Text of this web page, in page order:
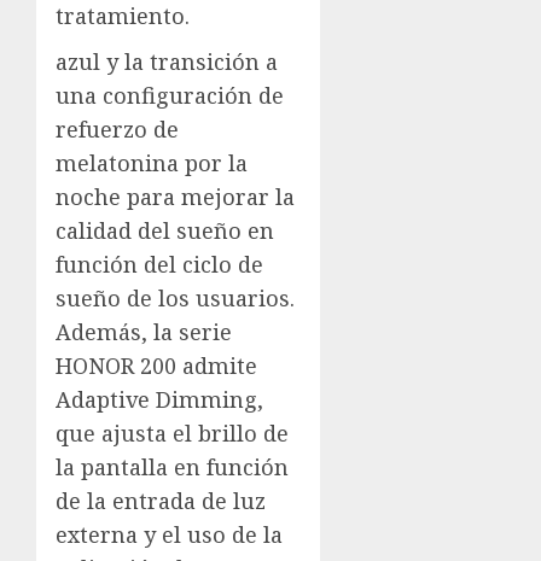
tratamiento.
azul y la transición a
una configuración de
refuerzo de
melatonina por la
noche para mejorar la
calidad del sueño en
función del ciclo de
sueño de los usuarios.
Además, la serie
HONOR 200 admite
Adaptive Dimming,
que ajusta el brillo de
la pantalla en función
de la entrada de luz
externa y el uso de la